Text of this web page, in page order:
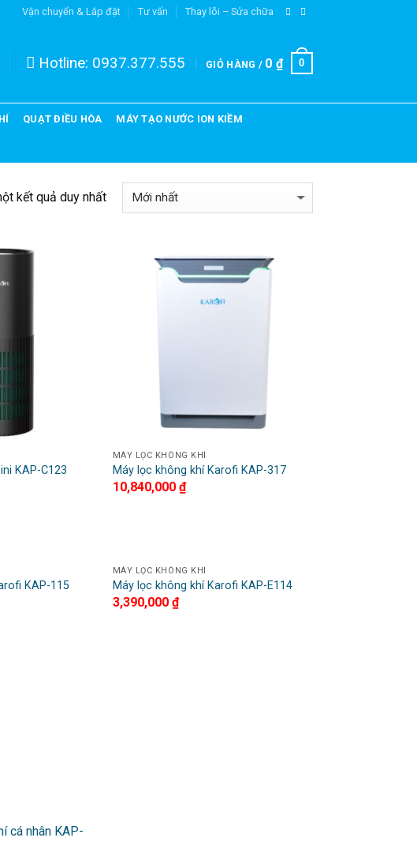
Vận chuyển & Lắp đặt Tư vấn Thay lõi – Sửa chữa
Hotline: 0937.377.555 GIỎ HÀNG / 0 ₫ 0
QUẠT ĐIỀU HÒA MÁY TẠO NƯỚC ION KIỀM
kết quả duy nhất
KAP-C123
MÁY LỌC KHÔNG KHÍ
Máy lọc không khí Karofi KAP-317
10,840,000 ₫
Add to
Wishlist
KAP-115
Add to
Wishlist
MÁY LỌC KHÔNG KHÍ
Máy lọc không khí Karofi KAP-E114
3,390,000 ₫